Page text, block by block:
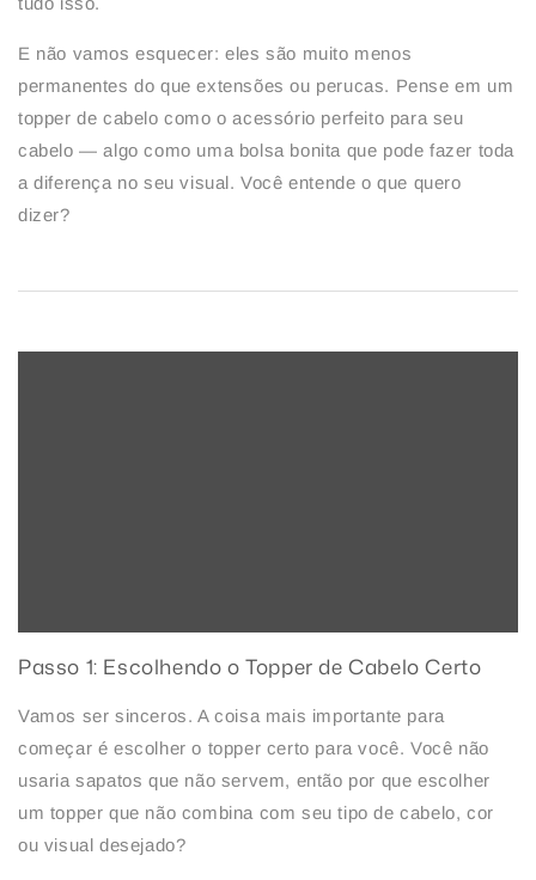
E não vamos esquecer: eles são muito menos
permanentes do que extensões ou perucas. Pense em um
topper de cabelo como o acessório perfeito para seu
cabelo — algo como uma bolsa bonita que pode fazer toda
a diferença no seu visual. Você entende o que quero
dizer?
Passo 1: Escolhendo o Topper de Cabelo Certo
Vamos ser sinceros. A coisa mais importante para
começar é escolher o topper certo para você. Você não
usaria sapatos que não servem, então por que escolher
um topper que não combina com seu tipo de cabelo, cor
ou visual desejado?